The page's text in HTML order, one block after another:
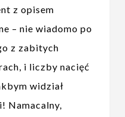
z opisem
– nie wiadomo po
z zabitych
i liczby nacięć
widział
Namacalny,